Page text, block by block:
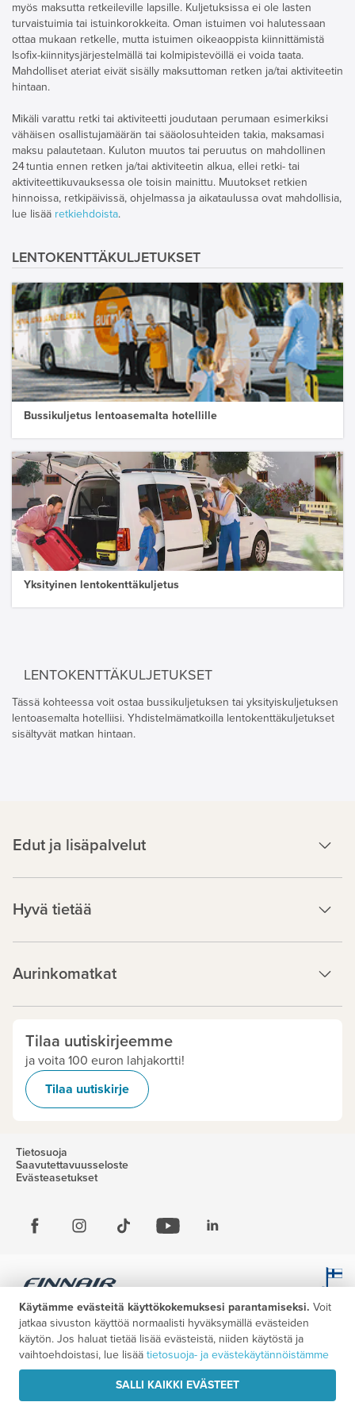
myös maksutta retkeileville lapsille. Kuljetuksissa ei ole lasten
turvaistuimia tai istuinkorokkeita. Oman istuimen voi halutessaan
ottaa mukaan retkelle, mutta istuimen oikeaoppista kiinnittämistä
Isofix-kiinnitysjärjestelmällä tai kolmipistevöillä ei voida taata.
Mahdolliset ateriat eivät sisälly maksuttoman retken ja/tai aktiviteetin
hintaan.
Mikäli varattu retki tai aktiviteetti joudutaan perumaan esimerkiksi
vähäisen osallistujamäärän tai sääolosuhteiden takia, maksamasi
maksu palautetaan. Kuluton muutos tai peruutus on mahdollinen
24 tuntia ennen retken ja/tai aktiviteetin alkua, ellei retki- tai
aktiviteettikuvauksessa ole toisin mainittu. Muutokset retkien
hinnoissa, retkipäivissä, ohjelmassa ja aikataulussa ovat mahdollisia,
lue lisää retkiehdoista.
LENTOKENTTÄKULJETUKSET
Bussikuljetus lentoasemalta hotellille
Yksityinen lentokenttäkuljetus
LENTOKENTTÄKULJETUKSET
Tässä kohteessa voit ostaa bussikuljetuksen tai yksityiskuljetuksen
lentoasemalta hotelliisi. Yhdistelmämatkoilla lentokenttäkuljetukset
sisältyvät matkan hintaan.
Edut ja lisäpalvelut
Hyvä tietää
Aurinkomatkat
Tilaa uutiskirjeemme
ja voita 100 euron lahjakortti!
Tilaa uutiskirje
Tietosuoja
Saavutettavuusseloste
Evästeasetukset
Käytämme evästeitä käyttökokemuksesi parantamiseksi. Voit
jatkaa sivuston käyttöä normaalisti hyväksymällä evästeiden
käytön. Jos haluat tietää lisää evästeistä, niiden käytöstä ja
vaihtoehdoistasi, lue lisää tietosuoja- ja evästekäytännöistämme
SALLI KAIKKI EVÄSTEET